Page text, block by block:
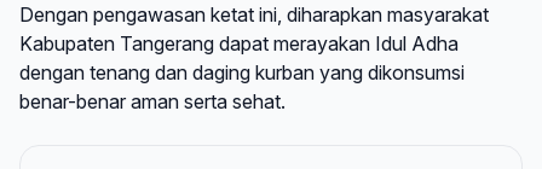
Dengan pengawasan ketat ini, diharapkan masyarakat
Kabupaten Tangerang dapat merayakan Idul Adha
dengan tenang dan daging kurban yang dikonsumsi
benar-benar aman serta sehat.